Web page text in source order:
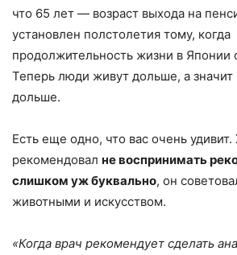
что 65 лет — возраст выхода на
установлен полстолетия тому, когда
продолжительность жизни в Японии
Теперь люди живут дольше, а значит
дольше.
Есть еще одно, что вас очень удивит.
рекомендовал не воспринимать
слишком уж буквально, он
животными и искусством.
«Когда врач рекомендует сделать